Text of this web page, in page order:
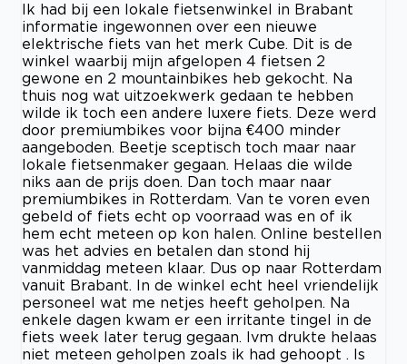
Ik had bij een lokale fietsenwinkel in Brabant
informatie ingewonnen over een nieuwe
elektrische fiets van het merk Cube. Dit is de
winkel waarbij mijn afgelopen 4 fietsen 2
gewone en 2 mountainbikes heb gekocht. Na
thuis nog wat uitzoekwerk gedaan te hebben
wilde ik toch een andere luxere fiets. Deze werd
door premiumbikes voor bijna €400 minder
aangeboden. Beetje sceptisch toch maar naar
lokale fietsenmaker gegaan. Helaas die wilde
niks aan de prijs doen. Dan toch maar naar
premiumbikes in Rotterdam. Van te voren even
gebeld of fiets echt op voorraad was en of ik
hem echt meteen op kon halen. Online bestellen
was het advies en betalen dan stond hij
vanmiddag meteen klaar. Dus op naar Rotterdam
vanuit Brabant. In de winkel echt heel vriendelijk
personeel wat me netjes heeft geholpen. Na
enkele dagen kwam er een irritante tingel in de
fiets week later terug gegaan. Ivm drukte helaas
niet meteen geholpen zoals ik had gehoopt . Is